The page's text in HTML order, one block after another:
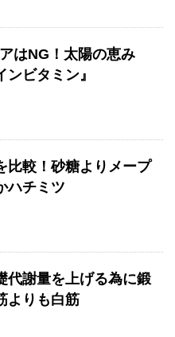
はNG！太陽の恵み
ンビタミン』
比較！砂糖よりメープ
ハチミツ
代謝量を上げる為に鍛
よりも白筋